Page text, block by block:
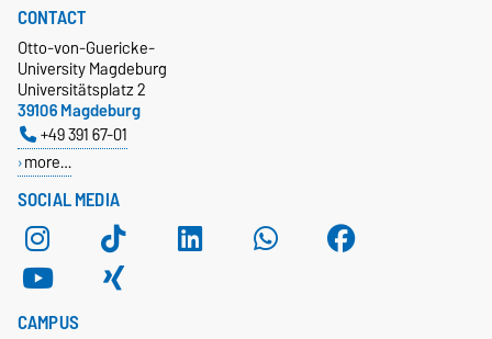
SOCIAL MEDIA
CONTACT
Otto-von-Guericke-
University Magdeburg
Universitätsplatz 2
39106 Magdeburg
+49 391 67-01
more…
CAMPUS